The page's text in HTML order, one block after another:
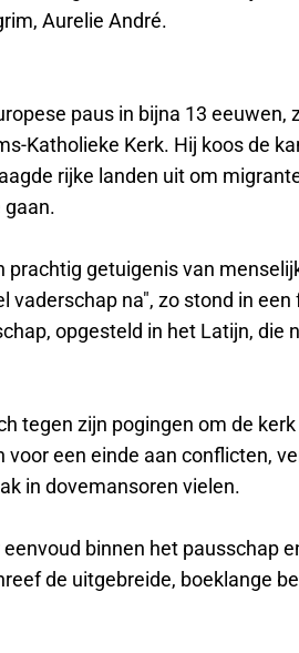
Aurelie André.
paus in bijna 13 eeuwen,
Katholieke Kerk. Hij koos de
rijke landen uit om
gaan.
prachtig getuigenis van
vaderschap na", zo stond in een
opgesteld in het Latijn, die
tegen zijn pogingen om de
een einde aan conflicten,
in dovemansoren vielen.
binnen het pausschap
de uitgebreide, boeklange